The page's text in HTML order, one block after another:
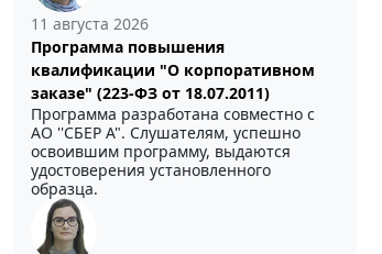
11 августа 2026
Программа повышения
квалификации "О корпоративном
заказе" (223-ФЗ от 18.07.2011)
Программа разработана совместно с
АО ''СБЕР А". Слушателям, успешно
освоившим программу, выдаются
удостоверения установленного
образца.